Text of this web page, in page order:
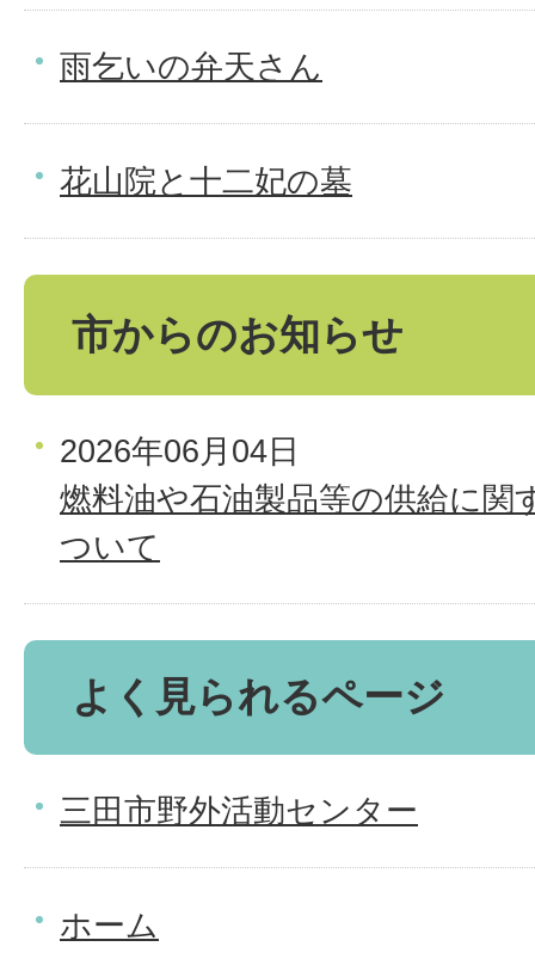
雨乞いの弁天さん
花山院と十二妃の墓
市からのお知らせ
2026年06月04日
燃料油や石油製品等の供給に関
ついて
よく見られるページ
三田市野外活動センター
ホーム